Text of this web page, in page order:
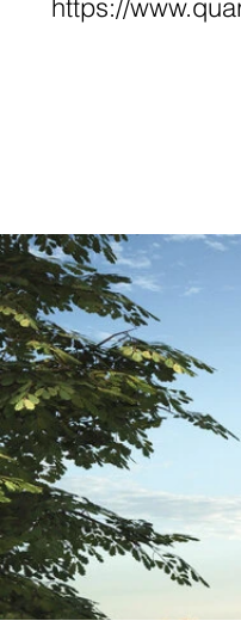
https://